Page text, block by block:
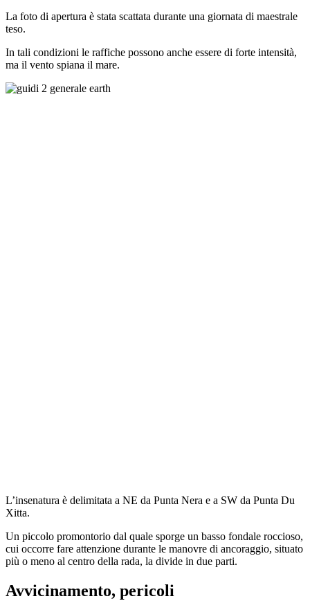
La foto di apertura è stata scattata durante una giornata di maestrale
teso.
In tali condizioni le raffiche possono anche essere di forte intensità,
ma il vento spiana il mare.
L’insenatura è delimitata a NE da Punta Nera e a SW da Punta Du
Xitta.
Un piccolo promontorio dal quale sporge un basso fondale roccioso,
cui occorre fare attenzione durante le manovre di ancoraggio, situato
più o meno al centro della rada, la divide in due parti.
Avvicinamento, pericoli